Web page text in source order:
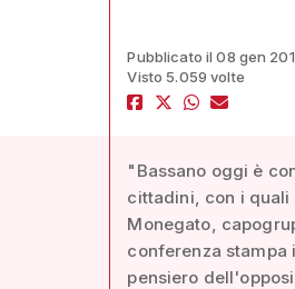
Pubblicato il 08 gen
Visto 5.059 volte
"Bassano oggi è
cittadini, con i quali
Monegato,
conferenza stampa
pensiero